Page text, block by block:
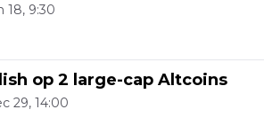
18, 9:30
op 2 large-cap Altcoins
29, 14:00